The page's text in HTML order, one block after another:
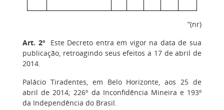
”(nr)
Art. 2ºEste Decreto entra em vigor na data de sua
publicação, retroagindo seus efeitos a 17 de abril de
2014.
Palácio Tiradentes, em Belo Horizonte, aos 25 de
abril de 2014; 226º da Inconfidência Mineira e 193º
da Independência do Brasil.